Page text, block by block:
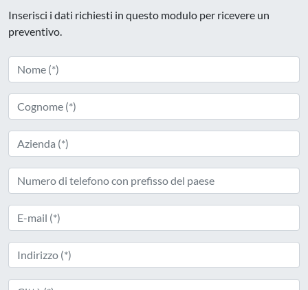
Inserisci i dati richiesti in questo modulo per ricevere un
preventivo.